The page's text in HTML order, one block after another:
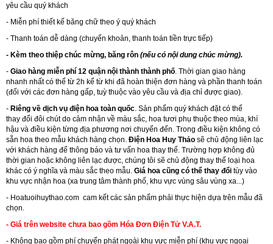
yêu cầu quý khách
- Miễn phí thiết kế băng chữ theo ý quý khách
- Thanh toán dễ dàng (chuyển khoản, thanh toán tiền trực tiếp)
- Kèm theo thiệp chúc mừng, băng rôn (nếu có nội dung chúc mừng).
- Giao hàng miễn phí 12 quận nội thành thành phố. Thời gian giao hàng
nhanh nhất có thể từ 2h kể từ khi đã hoàn thiện đơn hàng và phần thanh toán
(đối với các đơn hàng gấp, tuỳ thuộc vào yêu cầu và địa chỉ được giao).
- Riêng về dịch vụ điện hoa toàn quốc. Sản phẩm quý khách đặt có thể
thay đổi đôi chút do cảm nhận về màu sắc, hoa tươi phụ thuộc theo mùa, khí
hậu và điều kiện từng địa phương nơi chuyển đến. Trong điều kiện không có
sẵn hoa theo mẫu khách hàng chọn. Điện Hoa Huy Thảo sẽ chủ động liên lạc
với khách hàng để thông báo và tư vấn hoa thay thế. Trường hợp không đủ
thời gian hoặc không liên lạc được, chúng tôi sẽ chủ động thay thế loại hoa
khác có ý nghĩa và màu sắc theo mẫu. Giá hoa cũng có thể thay đổi tùy vào
khu vực nhận hoa (xa trung tâm thành phố, khu vực vùng sâu vùng xa...)
- Hoatuoihuythao.com cam kết các sản phẩm phải thực hiện dựa trên mẫu đã
chọn.
- Giá trên website chưa bao gồm Hóa Đơn Điện Tử V.A.T.
- Không bao gồm phí chuyển phát ngoài khu vực miễn phí (khu vực ngoại